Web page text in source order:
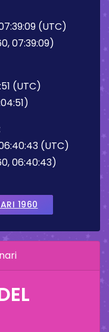
(UTC)
07:39:09)
(UTC)
(UTC)
06:40:43)
1960